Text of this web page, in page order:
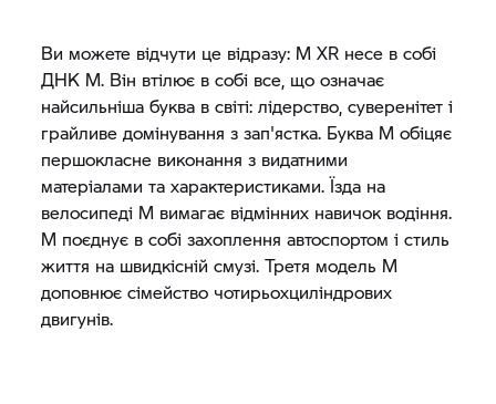
Ви можете відчути це відразу: M XR несе в собі
ДНК M. Він втілює в собі все, що означає
найсильніша буква в світі: лідерство, суверенітет і
грайливе домінування з зап'ястка. Буква M обіцяє
першокласне виконання з видатними
матеріалами та характеристиками. Їзда на
велосипеді M вимагає відмінних навичок водіння.
M поєднує в собі захоплення автоспортом і стиль
життя на швидкісній смузі. Третя модель M
доповнює сімейство чотирьохциліндрових
двигунів.